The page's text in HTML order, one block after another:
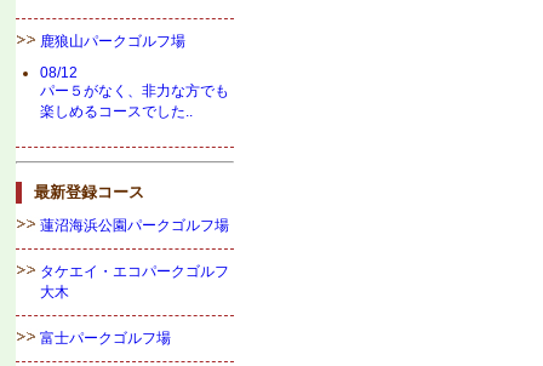
鹿狼山パークゴルフ場
08/12
パー５がなく、非力な方でも
楽しめるコースでした..
最新登録コース
蓮沼海浜公園パークゴルフ場
タケエイ・エコパークゴルフ
大木
富士パークゴルフ場